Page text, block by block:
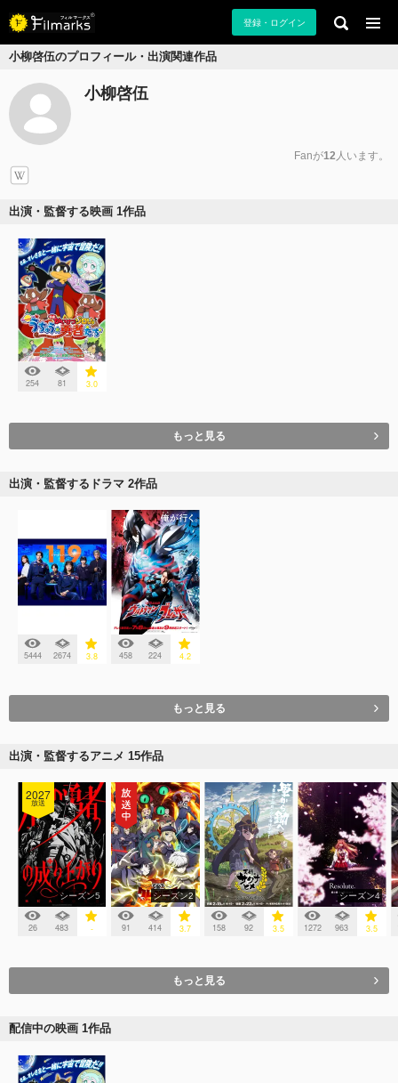
登録・ログイン
小柳啓伍のプロフィール・出演関連作品
小柳啓伍
Fanが12 人います。
出演・監督する映画 1作品
254 81 3.0
もっと見る
出演・監督するドラマ 2作品
5444 2674 3.8 458 224 4.2
もっと見る
出演・監督するアニメ 15作品
2027
放送
シーズン5
26 483 -
シーズン2
91 414 3.7 158 92 3.5
シーズン4
1272 963 3.5
もっと見る
配信中の映画 1作品